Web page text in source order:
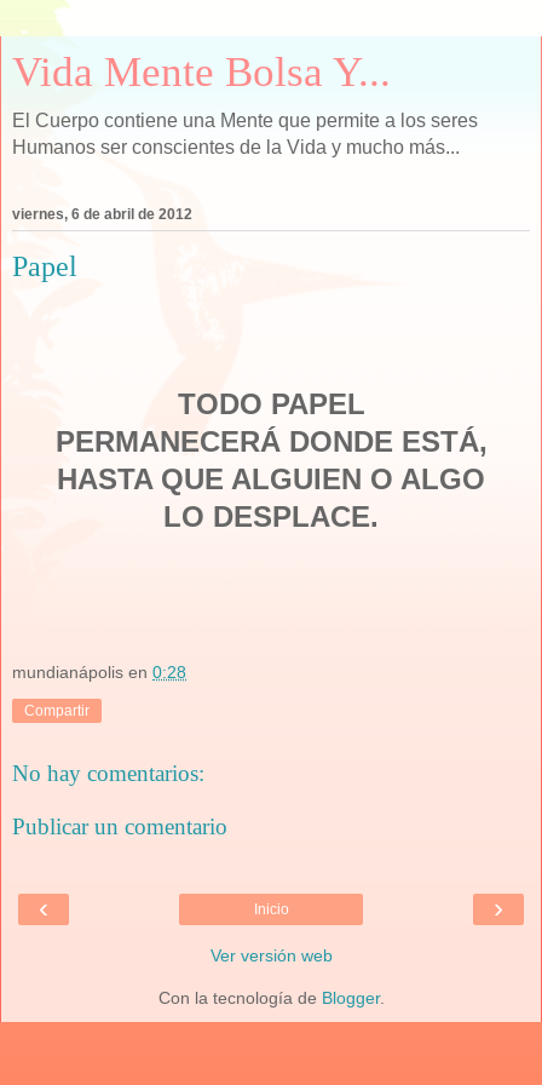
Vida Mente Bolsa Y...
El Cuerpo contiene una Mente que permite a los seres
Humanos ser conscientes de la Vida y mucho más...
viernes, 6 de abril de 2012
Papel
TODO PAPEL
PERMANECERÁ DONDE ESTÁ,
HASTA QUE ALGUIEN O ALGO
LO DESPLACE.
mundianápolis en 0:28
Compartir
No hay comentarios:
Publicar un comentario
‹ ›
Inicio
Ver versión web
Con la tecnología de Blogger.